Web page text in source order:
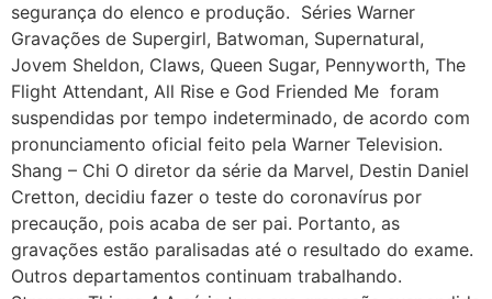
segurança do elenco e produção. Séries Warner
Gravações de Supergirl, Batwoman, Supernatural,
Jovem Sheldon, Claws, Queen Sugar, Pennyworth, The
Flight Attendant, All Rise e God Friended Me foram
suspendidas por tempo indeterminado, de acordo com
pronunciamento oficial feito pela Warner Television.
Shang – Chi O diretor da série da Marvel, Destin Daniel
Cretton, decidiu fazer o teste do coronavírus por
precaução, pois acaba de ser pai. Portanto, as
gravações estão paralisadas até o resultado do exame.
Outros departamentos continuam trabalhando.